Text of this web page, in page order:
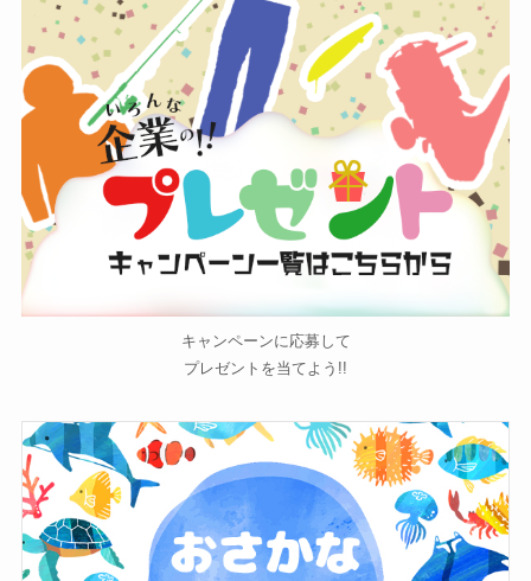
キャンペーンに応募して
プレゼントを当てよう!!